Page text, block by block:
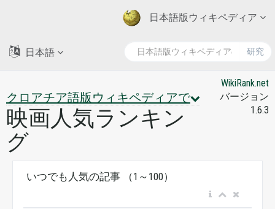
日本語版ウィキペディア
研究
日本語
クロアチア語版ウィキペディアで
映画人気ランキン
グ
WikiRank.net
バージョン
1.6.3
いつでも人気の記事 （1～100）